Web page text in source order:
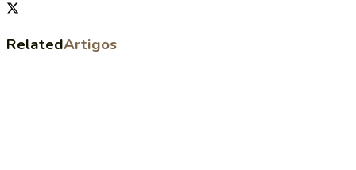
RelatedArtigos